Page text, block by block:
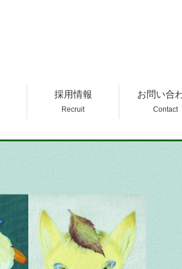
採用情報
Recruit
お問い合
Contact